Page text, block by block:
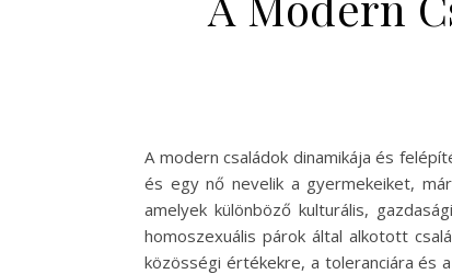
A modern családok dinamikája és
és egy nő nevelik a gyermekeiket,
amelyek különböző kulturális,
homoszexuális párok által alkotott
közösségi értékekre, a toleranciára és